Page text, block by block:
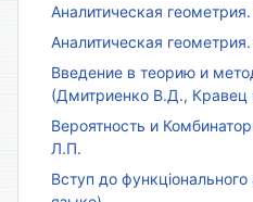
Аналитическая
Аналитическая
Введение в теорию и
(Дмитриенко В.Д.,
Вероятность и
Л.П.
Вступ до